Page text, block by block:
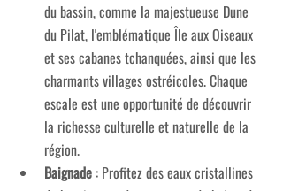
du bassin, comme la majestueuse Dune
du Pilat, l'emblématique Île aux Oiseaux
et ses cabanes tchanquées, ainsi que les
charmants villages ostréicoles. Chaque
escale est une opportunité de découvrir
la richesse culturelle et naturelle de la
région.
Baignade : Profitez des eaux cristallines